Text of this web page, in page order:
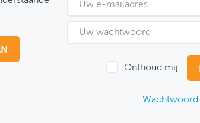
Onthoud mij
Wachtwoord